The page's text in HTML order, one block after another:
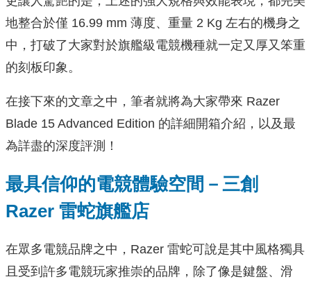
地整合於僅 16.99 mm 薄度、重量 2 Kg 左右的機身之
中，打破了大家對於旗艦級電競機種就一定又厚又笨重
的刻板印象。
在接下來的文章之中，筆者就將為大家帶來 Razer
Blade 15 Advanced Edition 的詳細開箱介紹，以及最
為詳盡的深度評測！
最具信仰的電競體驗空間－三創
Razer 雷蛇旗艦店
在眾多電競品牌之中，Razer 雷蛇可說是其中風格獨具
且受到許多電競玩家推崇的品牌，除了像是鍵盤、滑